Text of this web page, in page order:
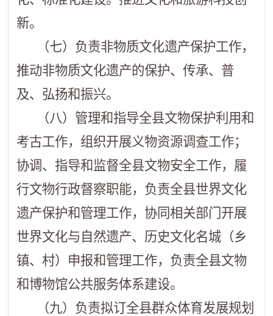
新。
（七）负责非物质文化遗产保护工作，
推动非物质文化遗产的保护、传承、普
及、弘扬和振兴。
（八）管理和指导全县文物保护利用和
考古工作，组织开展义物资源调查工作；
协调、指导和监督全县文物安全工作，履
行文物行政督察职能，负责全县世界文化
遗产保护和管理工作，协同相关部门开展
世界文化与自然遗产、历史文化名城（乡
镇、村）申报和管理工作，负责全县文物
和博物馆公共服务体系建设。
（九）负责拟订全县群众体育发展规划